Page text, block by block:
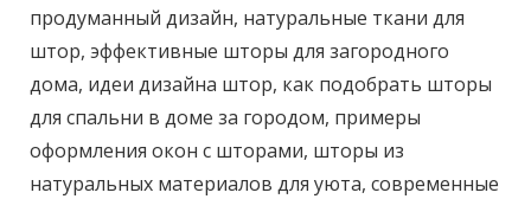
продуманный дизайн, натуральные ткани для
штор, эффективные шторы для загородного
дома, идеи дизайна штор, как подобрать шторы
для спальни в доме за городом, примеры
оформления окон с шторами, шторы из
натуральных материалов для уюта, современные